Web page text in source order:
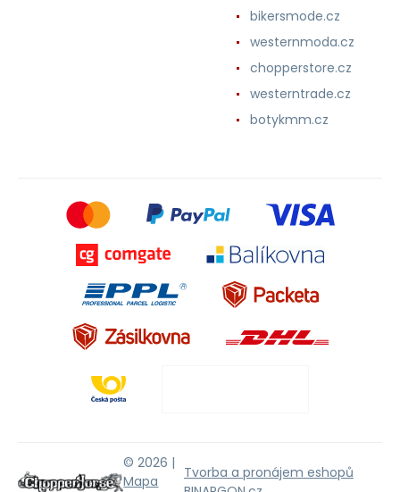
bikersmode.cz
westernmoda.cz
chopperstore.cz
westerntrade.cz
botykmm.cz
© 2026 |
Mapa
Tvorba a pronájem eshopů